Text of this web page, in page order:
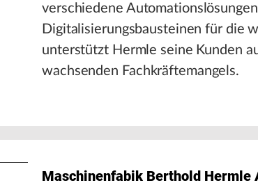
verschiedene
Digitalisierungsbausteinen für die
unterstützt Hermle seine Kunden
wachsenden Fachkräftemangels.
Maschinenfabik Berthold Hermle